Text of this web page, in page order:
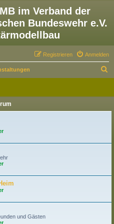
im Verband der
Bundeswehr e.V.
Anmelden
Registrieren
und Gästen